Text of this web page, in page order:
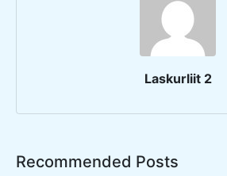
Laskurliit 2
Recommended Posts